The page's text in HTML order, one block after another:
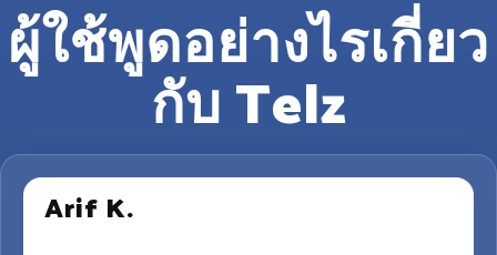
ผู้ใช้พูดอย่างไรเกี่ยว
กับ Telz
Arif K.